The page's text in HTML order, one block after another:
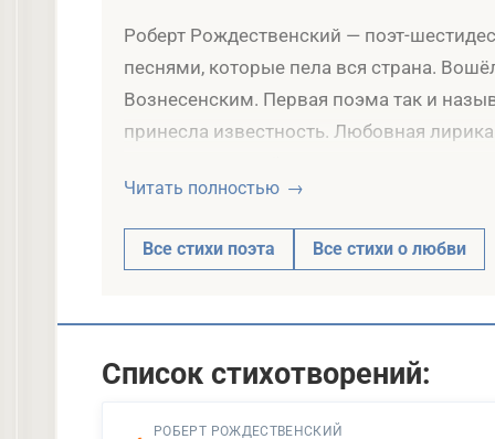
Роберт Рождественский — поэт-
песнями, которые пела вся страна.
Вознесенским. Первая поэма так и
принесла известность. Любовная
Познакомился с Аллой Киреевой в
литературным критиком и художницей,
Алла говорила, что была соавтором
четыре года. Умер в 94-ом от инфаркта.
Читать полностью
Все стихи поэта Все стихи о любви
Список стихотворений:
РОБЕРТ РОЖДЕСТВЕНСКИЙ